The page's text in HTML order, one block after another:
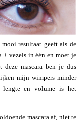
resultaat geeft als de
+ vezels in één en moet je
mascara ben je dus
mijn wimpers minder
en volume is het
mascara af, niet te